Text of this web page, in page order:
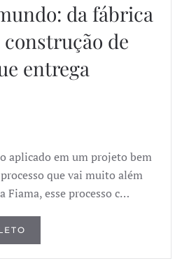
da fábrica
de
entrega
aplicado em um projeto bem
que vai muito além
Fiama, esse processo c…